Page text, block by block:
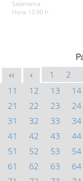
Salamanca
Hora: 12:00 h.
<< < 1 2
11
12 13 14
21
22 23 24
31
32 33 34
41
42 43 44
51
52 53 54
61
62 63 64